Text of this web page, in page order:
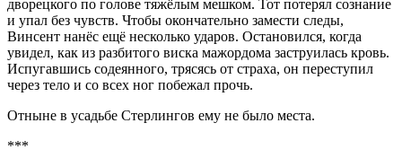
дворецкого по голове тяжёлым мешком. Тот потерял сознание
и упал без чувств. Чтобы окончательно замести следы,
Винсент нанёс ещё несколько ударов. Остановился, когда
увидел, как из разбитого виска мажордома заструилась кровь.
Испугавшись содеянного, трясясь от страха, он переступил
через тело и со всех ног побежал прочь.
Отныне в усадьбе Стерлингов ему не было места.
***